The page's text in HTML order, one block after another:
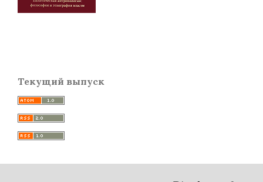
Текущий выпуск